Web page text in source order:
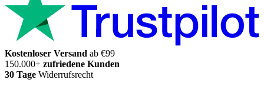
Kostenloser Versand ab €99
150.000+ zufriedene Kunden
30 Tage Widerrufsrecht